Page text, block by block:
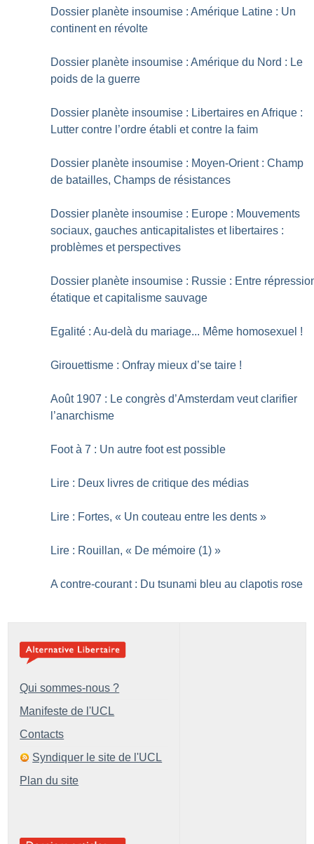
Dossier planète insoumise : Amérique Latine : Un
continent en révolte
Dossier planète insoumise : Amérique du Nord : Le
poids de la guerre
Dossier planète insoumise : Libertaires en Afrique :
Lutter contre l’ordre établi et contre la faim
Dossier planète insoumise : Moyen-Orient : Champ
de batailles, Champs de résistances
Dossier planète insoumise : Europe : Mouvements
sociaux, gauches anticapitalistes et libertaires :
problèmes et perspectives
Dossier planète insoumise : Russie : Entre
étatique et capitalisme sauvage
Egalité : Au-delà du mariage... Même homosexuel !
Girouettisme : Onfray mieux d’se taire !
Août 1907 : Le congrès d’Amsterdam veut clarifier
l’anarchisme
Foot à 7 : Un autre foot est possible
Lire : Deux livres de critique des médias
Lire : Fortes, « Un couteau entre les dents »
Lire : Rouillan, « De mémoire (1) »
A contre-courant : Du tsunami bleu au clapotis rose
Qui sommes-nous ?
Manifeste de l'UCL
Contacts
Syndiquer le site de l'UCL
Plan du site